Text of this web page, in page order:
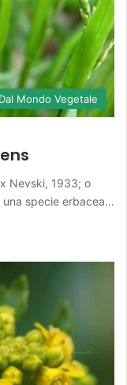
Dal Mondo Vegetale
Nevski, 1933; o
una specie erbacea…